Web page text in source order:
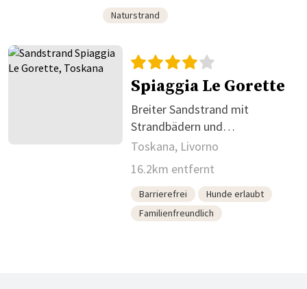
Naturstrand
Spiaggia Le Gorette
Breiter Sandstrand mit
Strandbädern und
Hundebereich
Toskana, Livorno
16.2km entfernt
Barrierefrei
Hunde erlaubt
Familienfreundlich